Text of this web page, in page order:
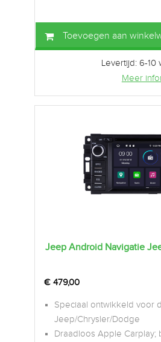
Toevoegen aan
Levertijd: 6-10
Meer
Jeep Android Navigatie
€ 479,00
Speciaal ontwikkeld voor
Jeep/Chrysler/Dodge
Draadloos Apple